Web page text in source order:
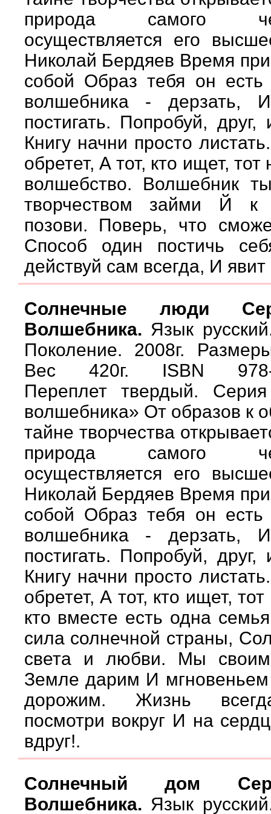
природа самого
осуществляется его
Николай Бердяев Время
собой Образ тебя он есть
волшебника - дерзать,
постигать. Попробуй,
Книгу начни просто
обретет, А тот, кто ищет,
волшебство. Волшебник
творчеством займи Й к
позови. Поверь, что
Способ один постичь
действуй сам всегда, И
Солнечные люди
Волшебника. Язык
Поколение. 2008г.
Вес 420г. ISBN 978-5-
Переплет твердый.
волшебника» От образов к
тайне творчества
природа самого
осуществляется его
Николай Бердяев Время
собой Образ тебя он есть
волшебника - дерзать,
постигать. Попробуй,
Книгу начни просто
обретет, А тот, кто ищет,
кто вместе есть одна
сила солнечной страны,
света и любви. Мы
Земле дарим И
дорожим. Жизнь
посмотри вокруг И на
вдруг!.
Солнечный дом
Волшебника. Язык